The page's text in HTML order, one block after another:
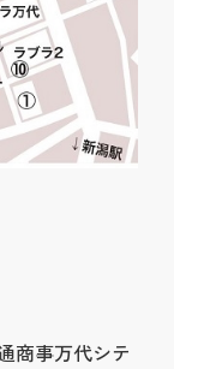
商事万代シテ